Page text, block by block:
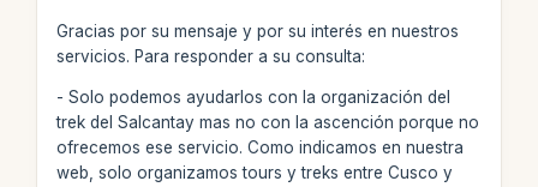
Gracias por su mensaje y por su interés en nuestros
servicios. Para responder a su consulta:
- Solo podemos ayudarlos con la organización del
trek del Salcantay mas no con la ascención porque no
ofrecemos ese servicio. Como indicamos en nuestra
web, solo organizamos tours y treks entre Cusco y